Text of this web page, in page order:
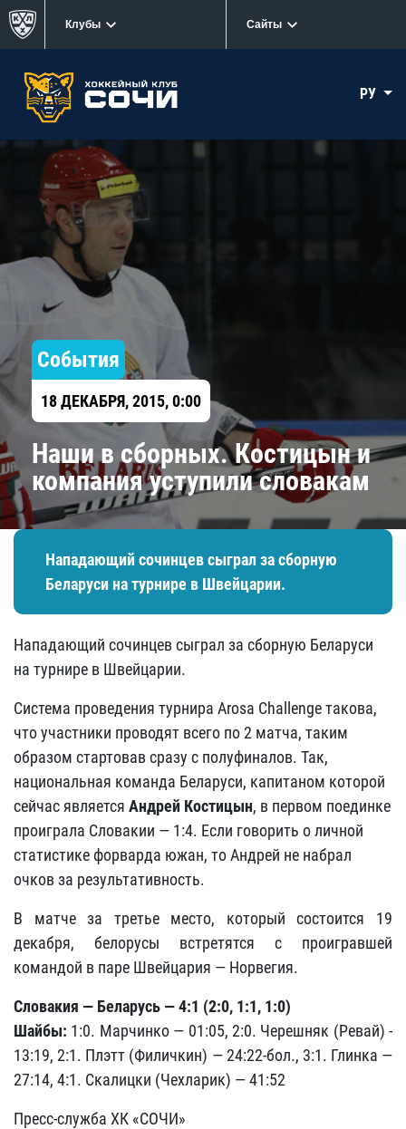
Клубы Сайты
РУ
События
18 ДЕКАБРЯ, 2015, 0:00
Наши в сборных. Костицын и
компания уступили словакам
​Нападающий сочинцев сыграл за сборную
Беларуси на турнире в Швейцарии.
​Нападающий сочинцев сыграл за сборную Беларуси
на турнире в Швейцарии.
Система проведения турнира Arosa Challenge такова,
что участники проводят всего по 2 матча, таким
образом стартовав сразу с полуфиналов. Так,
национальная команда Беларуси, капитаном которой
сейчас является Андрей Костицын, в первом поединке
проиграла Словакии — 1:4. Если говорить о личной
статистике форварда южан, то Андрей не набрал
очков за результативность.
В матче за третье место, который состоится 19
декабря, белорусы встретятся с проигравшей
командой в паре Швейцария — Норвегия.
Словакия — Беларусь — 4:1 (2:0, 1:1, 1:0)
Шайбы: 1:0. Марчинко — 01:05, 2:0. Черешняк (Ревай) -
13:19, 2:1. Плэтт (Филичкин) — 24:22-бол., 3:1. Глинка —
27:14, 4:1. Скалицки (Чехларик) — 41:52
Пресс-служба ХК «СОЧИ»